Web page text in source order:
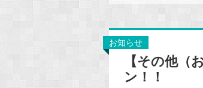
お知らせ
【その他（
ン！！